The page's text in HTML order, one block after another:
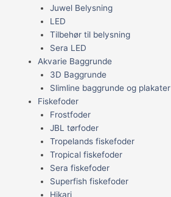
Juwel Belysning
LED
Tilbehør til belysning
Sera LED
Akvarie Baggrunde
3D Baggrunde
Slimline baggrunde og plakater
Fiskefoder
Frostfoder
JBL tørfoder
Tropelands fiskefoder
Tropical fiskefoder
Sera fiskefoder
Superfish fiskefoder
Hikari